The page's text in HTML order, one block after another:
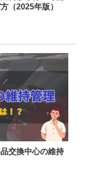
（2025年版）
交換中心の維持